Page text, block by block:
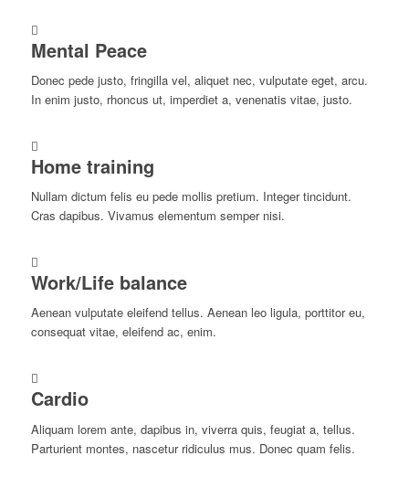
Mental Peace
Donec pede justo, fringilla vel, aliquet nec, vulputate eget, arcu.
In enim justo, rhoncus ut, imperdiet a, venenatis vitae, justo.
Home training
Nullam dictum felis eu pede mollis pretium. Integer tincidunt.
Cras dapibus. Vivamus elementum semper nisi.
Work/Life balance
Aenean vulputate eleifend tellus. Aenean leo ligula, porttitor eu,
consequat vitae, eleifend ac, enim.
Cardio
Aliquam lorem ante, dapibus in, viverra quis, feugiat a, tellus.
Parturient montes, nascetur ridiculus mus. Donec quam felis.